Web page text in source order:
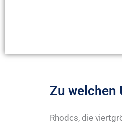
Zu welchen
Rhodos, die